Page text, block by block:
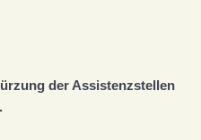
der Assistenzstellen